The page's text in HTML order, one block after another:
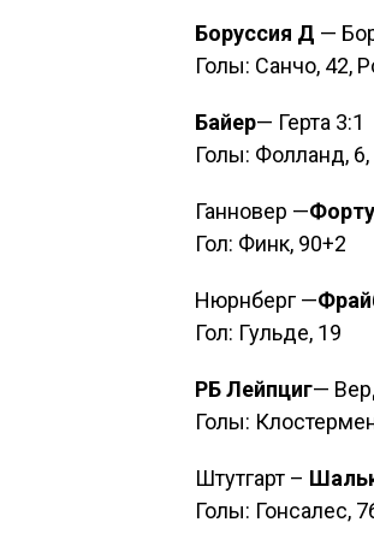
Боруссия Д —
Голы: Санчо, 42,
Байер— Герта 3:1
Голы: Фолланд, 6,
Ганновер —
Гол: Финк, 90+2
Нюрнберг —
Гол: Гульде, 19
РБ Лейпциг—
Голы:
Штутгарт –
Голы: Гонсалес,